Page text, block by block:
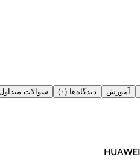
آموزش دیدگاه‌ها (۰) سوالات